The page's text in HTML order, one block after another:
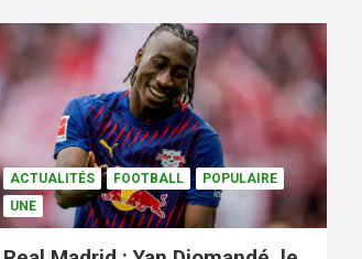
ACTUALITÉS FOOTBALL
POPULAIRE
UNE